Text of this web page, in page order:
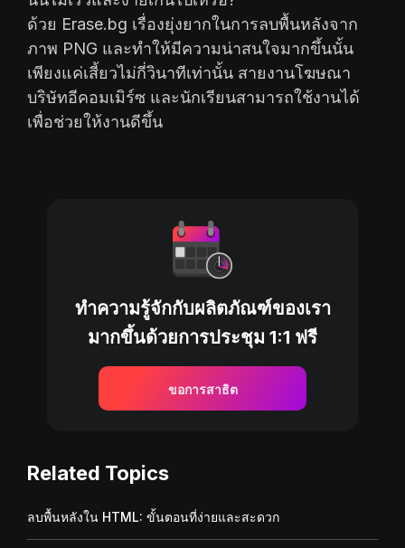
ด้วย Erase.bg เรื่องยุ่งยากในการลบพื้นหลังจาก
ภาพ PNG และทำให้มีความน่าสนใจมากขึ้นนั้น
เพียงแค่เสี้ยวไม่กี่วินาทีเท่านั้น สายงานโฆษณา
บริษัทอีคอมเมิร์ซ และนักเรียนสามารถใช้งานได้
เพื่อช่วยให้งานดีขึ้น
ทำความรู้จักกับผลิตภัณฑ์ของเรา
มากขึ้นด้วยการประชุม 1:1 ฟรี
ขอการสาธิต
Related Topics
ลบพื้นหลังใน HTML: ขั้นตอนที่ง่ายและสะดวก